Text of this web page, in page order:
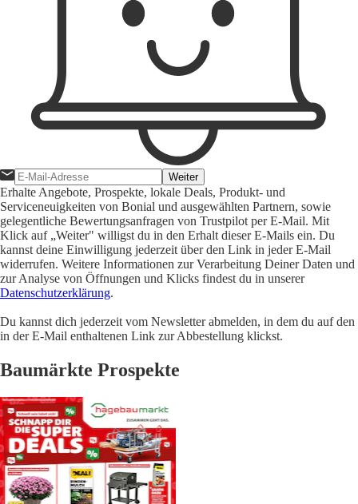
Weiter
Erhalte Angebote, Prospekte, lokale Deals, Produkt- und
Serviceneuigkeiten von Bonial und ausgewählten Partnern, sowie
gelegentliche Bewertungsanfragen von Trustpilot per E-Mail. Mit
Klick auf „Weiter" willigst du in den Erhalt dieser E-Mails ein. Du
kannst deine Einwilligung jederzeit über den Link in jeder E-Mail
widerrufen. Weitere Informationen zur Verarbeitung Deiner Daten und
zur Analyse von Öffnungen und Klicks findest du in unserer
Datenschutzerklärung.
Du kannst dich jederzeit vom Newsletter abmelden, in dem du auf den
in der E-Mail enthaltenen Link zur Abbestellung klickst.
Baumärkte Prospekte